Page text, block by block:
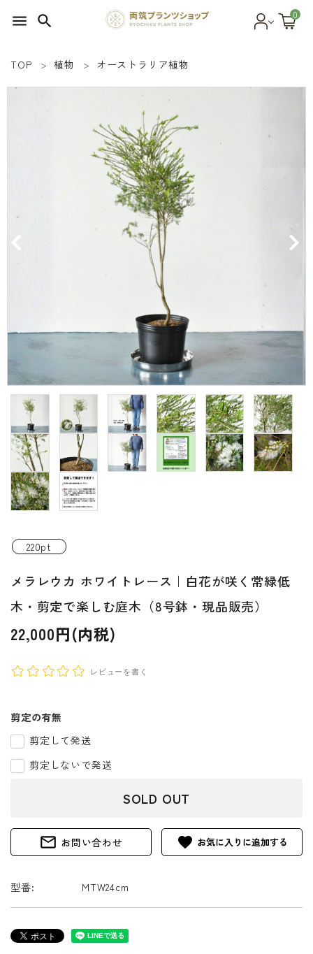
menu search 0
SEED 植物のタネ
MATERIAL 資材
FOOD 食品
INFORMATIOM
ご利用ガイド
プライバシーポリシー
特定商取引法について
お問い合わせ
ACCOUNT MENU
ようこそ ゲスト 様
meeting_room ログイン
TOP 植物 オーストラリア植物
220pt
メラレウカ ホワイトレース｜白花が咲く常緑低
木・剪定で楽しむ庭木（8号鉢・現品販売）
22,000円(内税)
レビューを書く
剪定の有無
剪定して発送
剪定しないで発送
SOLD OUT
mail_outline お問い合わせ favorite
型番: MTW24cm